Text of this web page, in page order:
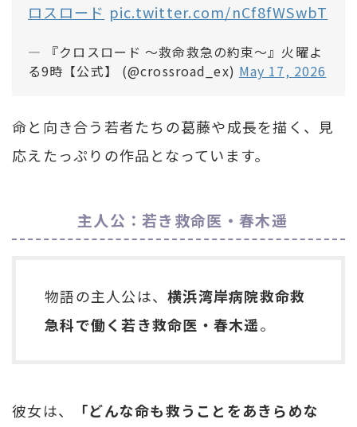
ロスロード pic.twitter.com/nCf8fWSwbT
— 『クロスロード 〜救命救急の約束〜』火曜よ
る9時【公式】 (@crossroad_ex) May 17, 2026
命と向き合う若者たちの葛藤や成長を描く、見
応えたっぷりの作品となっています。
主人公：若き救命医・春木遥
物語の主人公は、横浜湾岸病院救命救
急科で働く若き救命医・春木遥。
彼女は、
「どんな命も救うことをあきらめな